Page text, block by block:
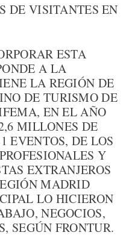
DE VISITANTES EN
ESTA
A LA
LA REGIÓN DE
DE TURISMO DE
EN EL AÑO
MILLONES DE
EVENTOS, DE LOS
Y
EXTRANJEROS
MADRID
LO HICIERON
NEGOCIOS,
SEGÚN FRONTUR.